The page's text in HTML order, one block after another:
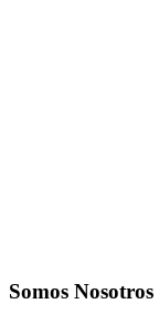
Somos Nosotros